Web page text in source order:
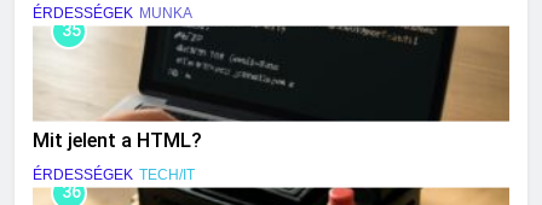
ÉRDESSÉGEK MUNKA
35
Mit jelent a HTML?
ÉRDESSÉGEK TECH/IT
36